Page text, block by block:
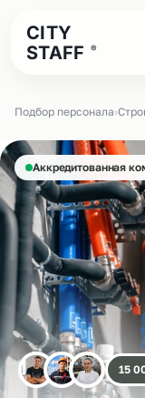
CITY
STAFF
®
Подбор персонала›
Аккредитованная
15